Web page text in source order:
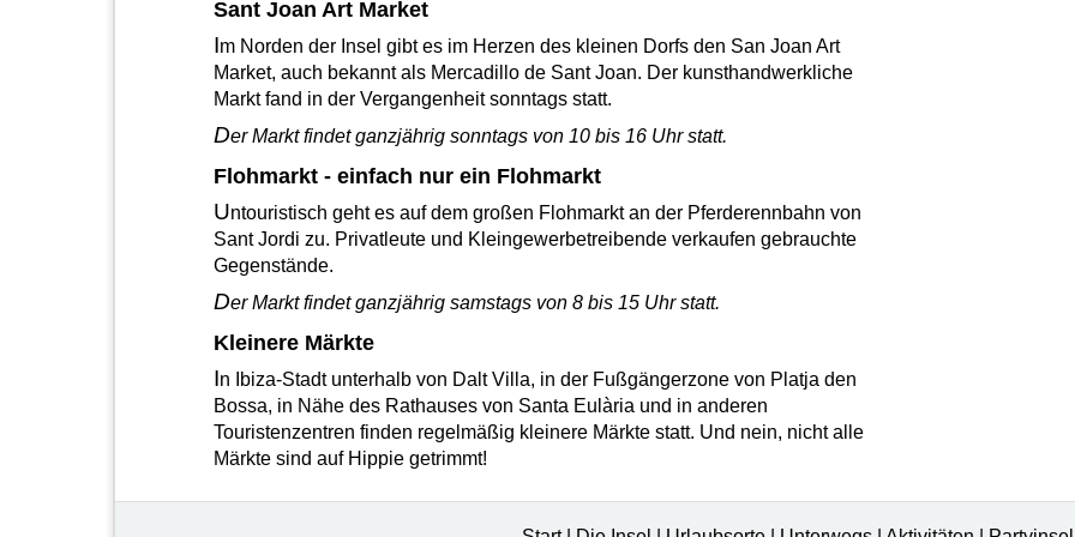
Sant Joan Art Market
Im Norden der Insel gibt es im Herzen des kleinen Dorfs den San Joan Art
Market, auch bekannt als Mercadillo de Sant Joan. Der kunsthandwerkliche
Markt fand in der Vergangenheit sonntags statt.
Der Markt findet ganzjährig sonntags von 10 bis 16 Uhr statt.
Flohmarkt - einfach nur ein Flohmarkt
Untouristisch geht es auf dem großen Flohmarkt an der Pferderennbahn von
Sant Jordi zu. Privatleute und Kleingewerbetreibende verkaufen gebrauchte
Gegenstände.
Der Markt findet ganzjährig samstags von 8 bis 15 Uhr statt.
Kleinere Märkte
In Ibiza-Stadt unterhalb von Dalt Villa, in der Fußgängerzone von Platja den
Bossa, in Nähe des Rathauses von Santa Eulària und in anderen
Touristenzentren finden regelmäßig kleinere Märkte statt. Und nein, nicht alle
Märkte sind auf Hippie getrimmt!